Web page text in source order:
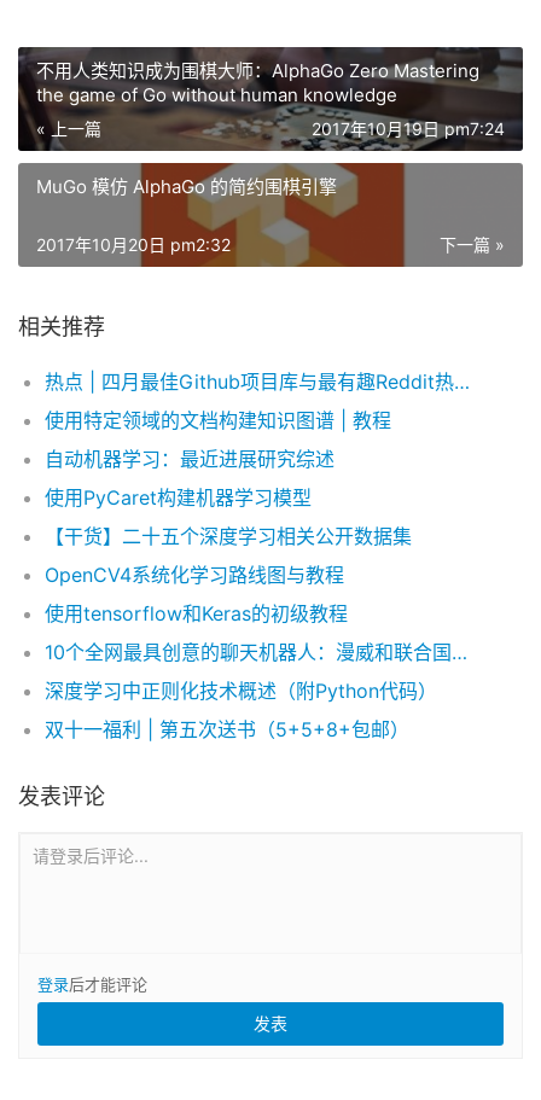
不用人类知识成为围棋大师：AlphaGo Zero Mastering
the game of Go without human knowledge
« 上一篇 2017年10月19日 pm7:24
MuGo 模仿 AlphaGo 的简约围棋引擎
下一篇 »
2017年10月20日 pm2:32
相关推荐
热点 | 四月最佳Github项目库与最有趣Reddit热点讨论（文末免费送百G数据集）
使用特定领域的文档构建知识图谱 | 教程
自动机器学习：最近进展研究综述
使用PyCaret构建机器学习模型
【干货】二十五个深度学习相关公开数据集
OpenCV4系统化学习路线图与教程
使用tensorflow和Keras的初级教程
10个全网最具创意的聊天机器人：漫威和联合国儿童基金会都在尝试使用聊天机器人
深度学习中正则化技术概述（附Python代码）
双十一福利 | 第五次送书（5+5+8+包邮）
发表评论
请登录后评论...
登录后才能评论